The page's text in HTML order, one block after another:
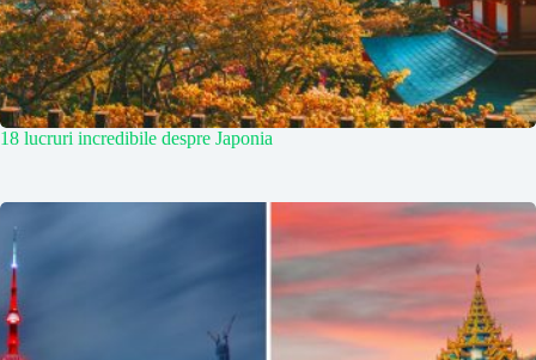
18 lucruri incredibile despre Japonia